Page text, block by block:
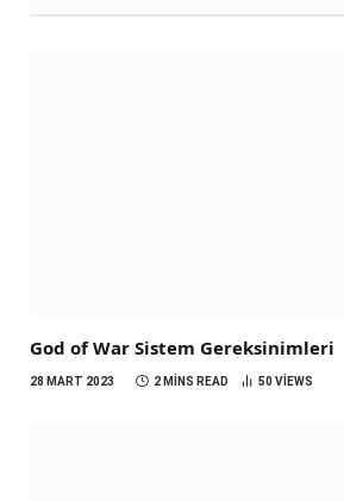
God of War Sistem Gereksinimleri
28 MART 2023 2 MINS READ 50 VIEWS